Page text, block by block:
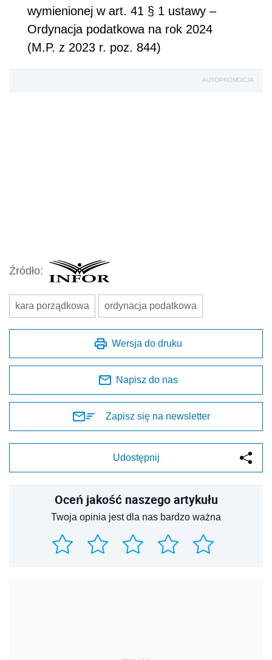
wymienionej w art. 41 § 1 ustawy –
Ordynacja podatkowa na rok 2024
(M.P. z 2023 r. poz. 844)
AUTOPROMOCJA
Źródło:
kara porządkowa ordynacja podatkowa
Wersja do druku
Napisz do nas
Zapisz się na newsletter
Udostępnij
Oceń jakość naszego artykułu
Twoja opinia jest dla nas bardzo ważna